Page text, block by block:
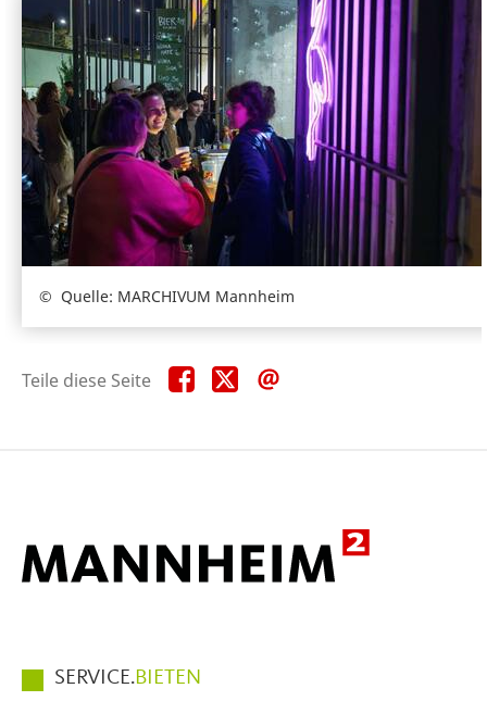
Quelle: MARCHIVUM Mannheim
Teile diese Seite Teile
diese
Teile
diese
Hauptmenüpunkte
SERVICE.BIETEN